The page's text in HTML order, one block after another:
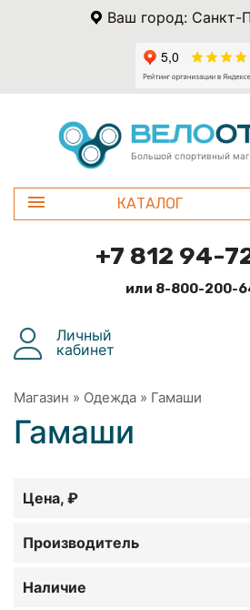
Ваш город: Санкт-
Большой спортивный
КАТАЛОГ
+7 812 94-
или 8-800-200-
Личный
кабинет
Магазин » Одежда » Гамаши
Гамаши
Цена, ₽
Производитель
Наличие